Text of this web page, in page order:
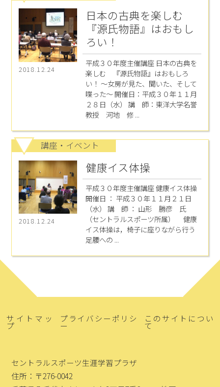
2018.12.24
日本の古典を楽しむ
『源氏物語』はおもし
ろい！
平成３０年度主催講座 日本の古典を
楽しむ 『源氏物語』はおもしろ
い！ ～女房が見た、聞いた、そして
喋った～ 開催日：平成３０年１１月
２８日（水） 講 師：東洋大学名誉
教授 河地 修 ...
講座・イベント
2018.12.24
健康イス体操
平成３０年度主催講座 健康イス体操
開催日 ： 平成３０年１１月２１日
（水） 講 師 ： 山形 勝彦 氏
（セントラルスポーツ所属） 健康
イス体操は，椅子に座りながら行う
足腰への ...
サイトマッ
プ
プライバシーポリシ
ー
このサイトについ
て
セントラルスポーツ生涯学習プラザ
住所：〒276-0042